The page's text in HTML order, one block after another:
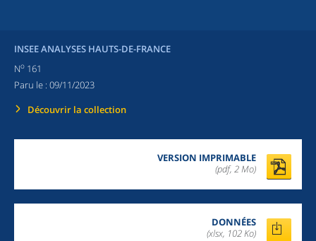
INSEE ANALYSES HAUTS-DE-FRANCE
No 161
Paru le : 09/11/2023
Découvrir la collection
VERSION IMPRIMABLE
(pdf, 2 Mo)
DONNÉES
(xlsx, 102 Ko)